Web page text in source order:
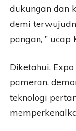
dukungan dan
demi
pangan, ” ucap
Diketahui,
pameran,
teknologi